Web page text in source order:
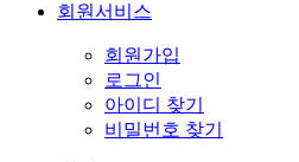
회원서비스
회원가입
로그인
아이디 찾기
비밀번호 찾기